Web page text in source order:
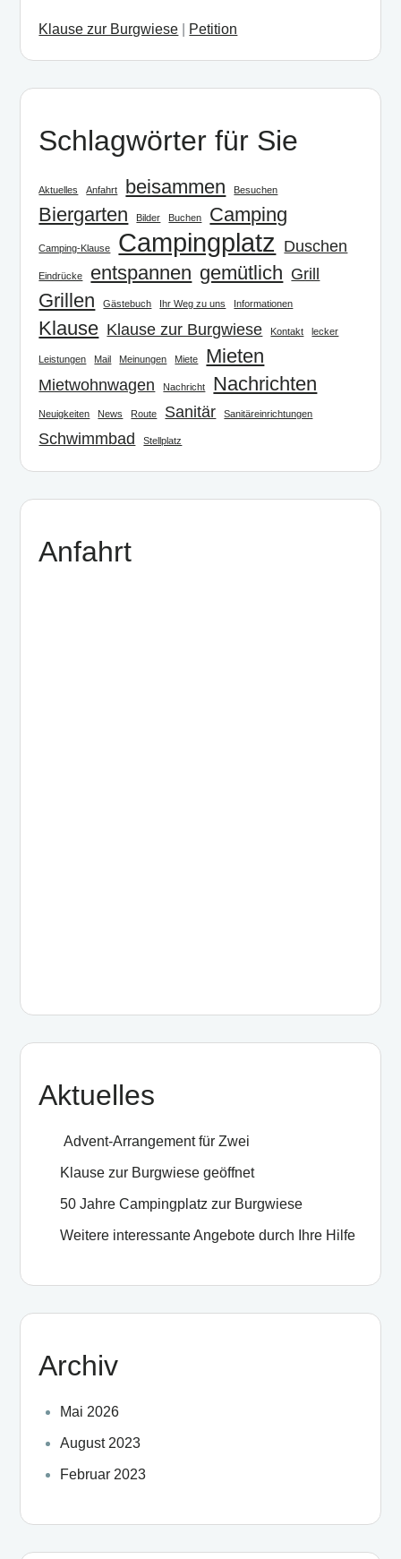
Klause zur Burgwiese Petition
Schlagwörter für Sie
Aktuelles Anfahrt beisammen Besuchen
Biergarten Bilder Buchen Camping
Camping-Klause Campingplatz Duschen
Eindrücke entspannen gemütlich Grill
Grillen Gästebuch Ihr Weg zu uns Informationen
Klause Klause zur Burgwiese Kontakt lecker
Leistungen Mail Meinungen Miete Mieten
Mietwohnwagen Nachricht Nachrichten
Neuigkeiten News Route Sanitär Sanitäreinrichtungen
Schwimmbad Stellplatz
Anfahrt
Aktuelles
Advent-Arrangement für Zwei
Klause zur Burgwiese geöffnet
50 Jahre Campingplatz zur Burgwiese
Weitere interessante Angebote durch Ihre Hilfe
Archiv
Mai 2026
August 2023
Februar 2023